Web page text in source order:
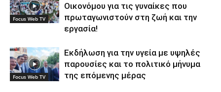
Focus Web TV
Οικονόμου για τις γυναίκες που
πρωταγωνιστούν στη ζωή και την
εργασία!
Focus Web TV
Εκδήλωση για την υγεία με υψηλές
παρουσίες και το πολιτικό μήνυμα
της επόμενης μέρας